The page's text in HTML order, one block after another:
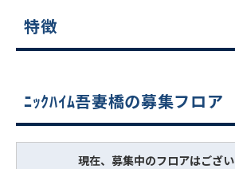
特徴
ﾆｯｸﾊｲﾑ吾妻橋の募集フロア
現在、募集中のフロアはござい